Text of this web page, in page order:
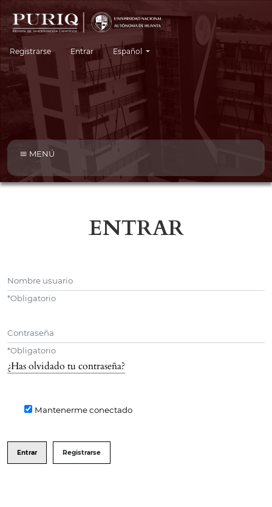
Registrarse Entrar Cambiar el idioma. El idioma actual es:
Español
MENÚ
ENTRAR
Nombre usuario
*Obligatorio
Contraseña
*Obligatorio
¿Has olvidado tu contraseña?
Mantenerme conectado
Entrar Registrarse